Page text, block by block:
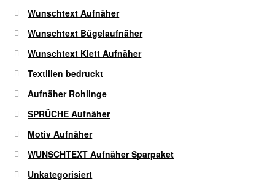
Wunschtext Aufnäher
Wunschtext Bügelaufnäher
Wunschtext Klett Aufnäher
Textilien bedruckt
Aufnäher Rohlinge
SPRÜCHE Aufnäher
Motiv Aufnäher
WUNSCHTEXT Aufnäher Sparpaket
Unkategorisiert